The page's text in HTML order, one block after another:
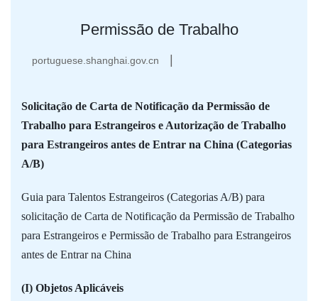
Permissão de Trabalho
portuguese.shanghai.gov.cn
Solicitação de Carta de Notificação da Permissão de
Trabalho para Estrangeiros e Autorização de Trabalho
para Estrangeiros antes de Entrar na China (Categorias
A/B)
Guia para Talentos Estrangeiros (Categorias A/B) para
solicitação de Carta de Notificação da Permissão de Trabalho
para Estrangeiros e Permissão de Trabalho para Estrangeiros
antes de Entrar na China
(I) Objetos Aplicáveis